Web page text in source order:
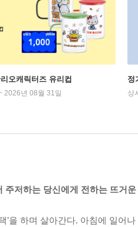
오캐릭터즈 유리컵
2026년 08월 31일
정
상
주저하는 당신에게 전하는 뜨거
’을 하며 살아간다. 아침에 일어